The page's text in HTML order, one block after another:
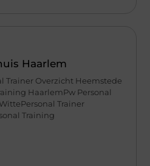
Haarlem
Trainer Overzicht Heemstede
HaarlemPw Personal
Trainer
Training